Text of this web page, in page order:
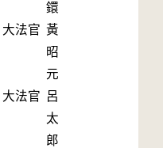
鐶
大法官 黃
昭
元
大法官 呂
太
郎